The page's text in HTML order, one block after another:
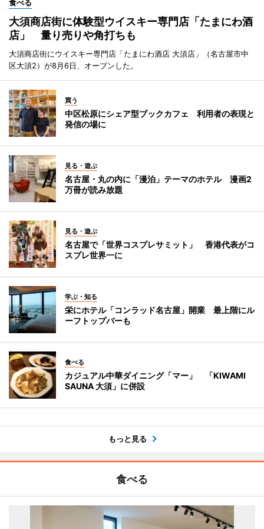
食べる
大須商店街に体験型ウイスキー専門店「たまにわ酒
店」 量り売りや角打ちも
大須商店街にウイスキー専門店「たまにわ酒店 大須店」（名古屋市中
区大須2）が8月6日、オープンした。
買う
中区松原にシェア型ブックカフェ 利用者の表現と
発信の場に
見る・遊ぶ
名古屋・丸の内に「漫泊」テーマのホテル 漫画2
万冊が読み放題
見る・遊ぶ
名古屋で「世界コスプレサミット」 香港代表がコ
スプレ世界一に
学ぶ・知る
栄にホテル「コンラッド名古屋」開業 最上階にル
ーフトップバーも
食べる
カジュアル中華ダイニング「マー」 「KIWAMI
SAUNA 大須」に併設
もっと見る
食べる